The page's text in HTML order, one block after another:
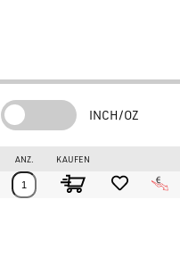
in Wettbewerbsboxen
Millimeter Platz optimal
INCH/OZ
ANZ. KAUFEN